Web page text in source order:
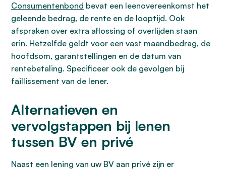
Consumentenbond bevat een leenovereenkomst het
geleende bedrag, de rente en de looptijd. Ook
afspraken over extra aflossing of overlijden staan
erin. Hetzelfde geldt voor een vast maandbedrag, de
hoofdsom, garantstellingen en de datum van
rentebetaling. Specificeer ook de gevolgen bij
faillissement van de lener.
Alternatieven en
vervolgstappen bij lenen
tussen BV en privé
Naast een lening van uw BV aan privé zijn er